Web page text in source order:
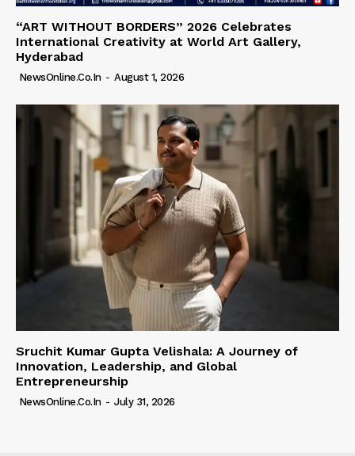
“ART WITHOUT BORDERS” 2026 Celebrates
International Creativity at World Art Gallery,
Hyderabad
NewsOnline.co.in - August 1, 2026
Sruchit Kumar Gupta Velishala: A Journey of
Innovation, Leadership, and Global
Entrepreneurship
NewsOnline.co.in - July 31, 2026